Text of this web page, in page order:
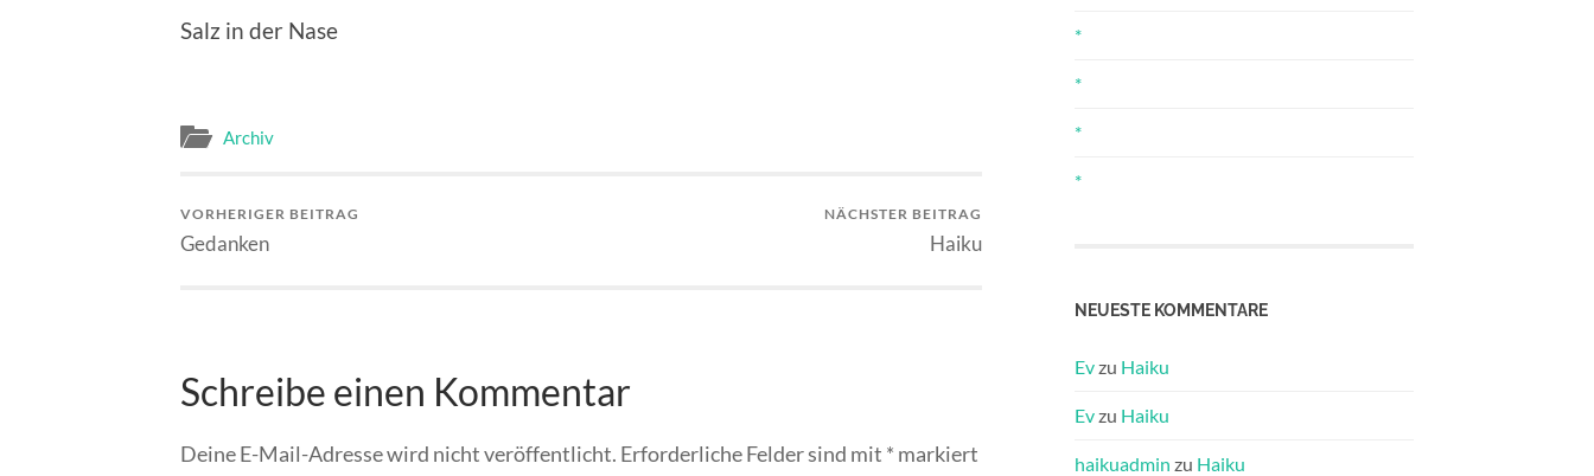
Salz in der Nase
Archiv
VORHERIGER BEITRAG
Gedanken
NÄCHSTER BEITRAG
Haiku
Schreibe einen Kommentar
Deine E-Mail-Adresse wird nicht veröffentlicht. Erforderliche Felder sind mit * markiert
*
*
*
*
NEUESTE KOMMENTARE
Evzu Haiku
Evzu Haiku
haikuadmin zu Haiku